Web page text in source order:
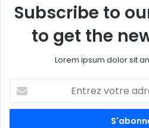
Subscribe to
to get the
Lorem ipsum dolor sit
t